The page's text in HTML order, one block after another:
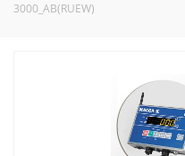
3000_AB(RUEW)